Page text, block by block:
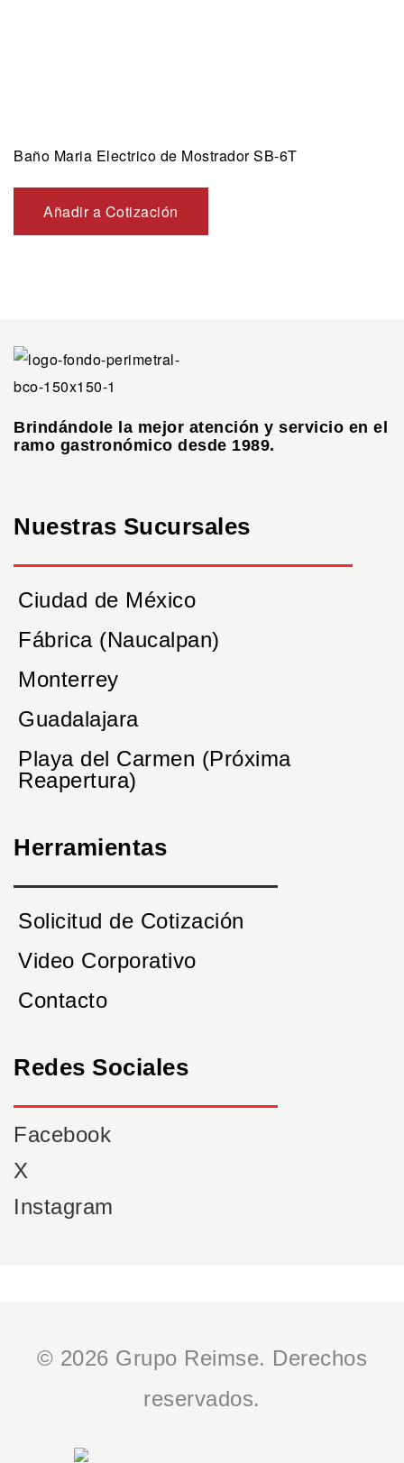
Baño Maria Electrico de Mostrador SB-6T
Añadir a Cotización
Brindándole la mejor atención y servicio en el
ramo gastronómico desde 1989.
Nuestras Sucursales
Ciudad de México
Fábrica (Naucalpan)
Monterrey
Guadalajara
Playa del Carmen (Próxima
Reapertura)
Herramientas
Solicitud de Cotización
Video Corporativo
Contacto
Redes Sociales
Facebook
X
Instagram
© 2026 Grupo Reimse. Derechos
reservados.